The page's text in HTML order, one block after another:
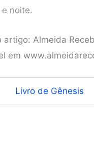
noite.
artigo: Almeida
em
Livro de Gênesis